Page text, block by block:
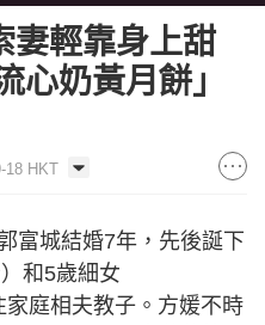
妻輕靠身上甜
心奶黃月餅」
18 HKT
富城結婚7年，先後誕下
和5歲細女
庭相夫教子。方媛不時